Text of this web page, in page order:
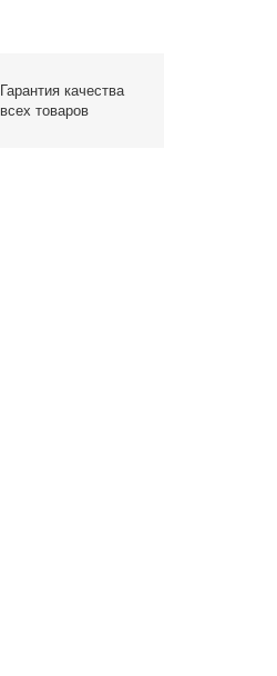
Гарантия качества
всех товаров